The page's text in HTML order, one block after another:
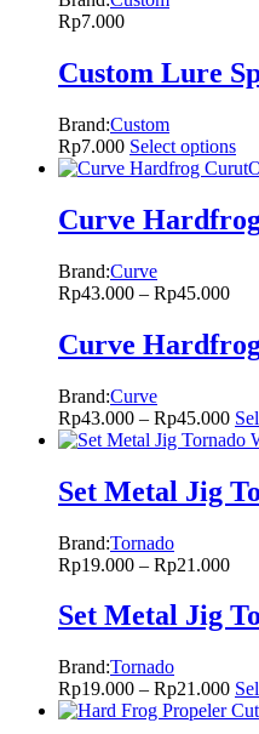
Rp7.000
Custom Lure
Brand:Custom
Rp7.000 Select options
Curve
Brand:Curve
Rp43.000 – Rp45.000
Curve
Brand:Curve
Rp43.000 – Rp45.000
Set Metal Jig
Brand:Tornado
Rp19.000 – Rp21.000
Set Metal Jig
Brand:Tornado
Rp19.000 – Rp21.000